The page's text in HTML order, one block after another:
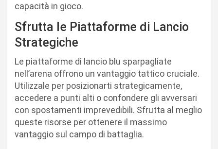
capacità in gioco.
Sfrutta le Piattaforme di Lancio
Strategiche
Le piattaforme di lancio blu sparpagliate
nell’arena offrono un vantaggio tattico cruciale.
Utilizzale per posizionarti strategicamente,
accedere a punti alti o confondere gli avversari
con spostamenti imprevedibili. Sfrutta al meglio
queste risorse per ottenere il massimo
vantaggio sul campo di battaglia.